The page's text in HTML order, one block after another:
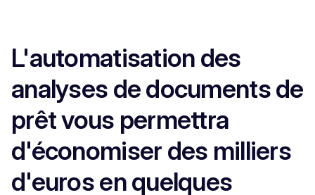
L'automatisation des
analyses de documents de
prêt vous permettra
d'économiser des milliers
d'euros en quelques